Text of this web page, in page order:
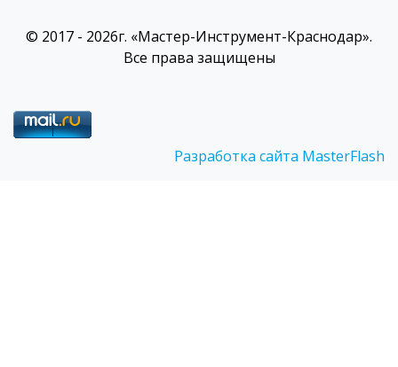
© 2017 - 2026г. «Мастер-Инструмент-Краснодар».
Все права защищены
Разработка сайта MasterFlash